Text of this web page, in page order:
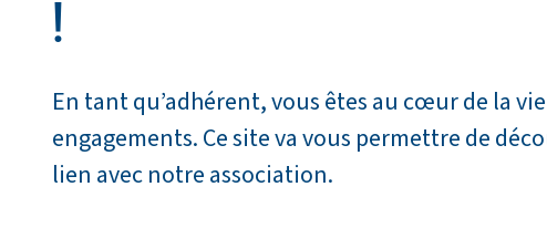
!
En tant qu’adhérent, vous êtes au cœur de la vie
engagements. Ce site va vous permettre de
lien avec notre association.